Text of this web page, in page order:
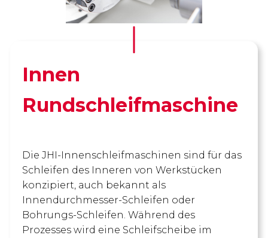
Innen
Rundschleifmaschine
Die JHI-Innenschleifmaschinen sind für das
Schleifen des Inneren von Werkstücken
konzipiert, auch bekannt als
Innendurchmesser-Schleifen oder
Bohrungs-Schleifen. Während des
Prozesses wird eine Schleifscheibe im